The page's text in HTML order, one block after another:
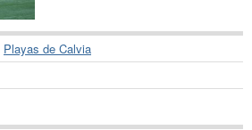
Playas de Calvia